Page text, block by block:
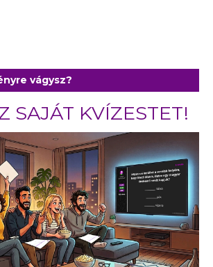
vágysz?
SAJÁT KVÍZESTET!